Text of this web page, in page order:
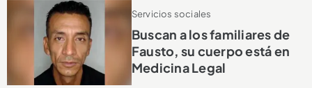
Servicios sociales
Buscan a los familiares de
Fausto, su cuerpo está en
Medicina Legal